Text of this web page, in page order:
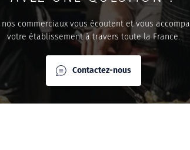
commerciaux vous écoutent et vous
votre établissement à travers toute la France.
Contactez-nous